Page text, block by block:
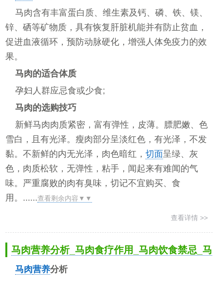
马肉含有丰富蛋白质、维生素及钙、磷、铁、镁、
锌、硒等矿物质，具有恢复肝脏机能并有防止贫血，
促进血液循环，预防动脉硬化，增强人体免疫力的效
果。
马肉的适合体质
孕妇人群应忌食或少食;
马肉的选购技巧
新鲜马肉肉质紧密，富有弹性，皮薄。膘肥嫩、色
雪白，且有光泽。瘦肉部分呈淡红色，有光泽，不发
黏。不新鲜的内无光泽，肉色暗红，切面呈绿、灰
色，肉质松软，无弹性，粘手，闻起来有难闻的气
味。严重腐败的肉有臭味，切记不宜购买、食
用。......查看剩余内容▼▼
查看详情 >>
马肉营养分析_马肉食疗作用_马肉饮食禁忌_马
马肉营养分析